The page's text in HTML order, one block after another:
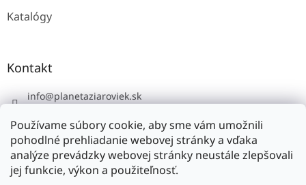
Používame súbory cookie, aby sme vám umožnili
pohodlné prehliadanie webovej stránky a vďaka
analýze prevádzky webovej stránky neustále zlepšovali
jej funkcie, výkon a použiteľnosť.
Katalógy
Kontakt
info@planetaziaroviek.sk